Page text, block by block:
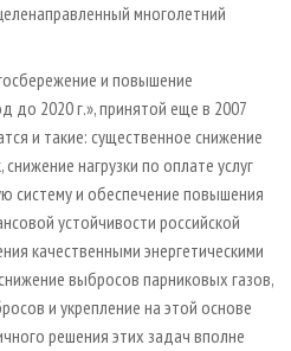
многолетний
и повышение
до 2020 г.», принятой еще в 2007
и такие: существенное снижение
нагрузки по оплате услуг
систему и обеспечение повышения
устойчивости российской
качественными энергетическими
выбросов парниковых газов,
и укрепление на этой основе
решения этих задач вполне